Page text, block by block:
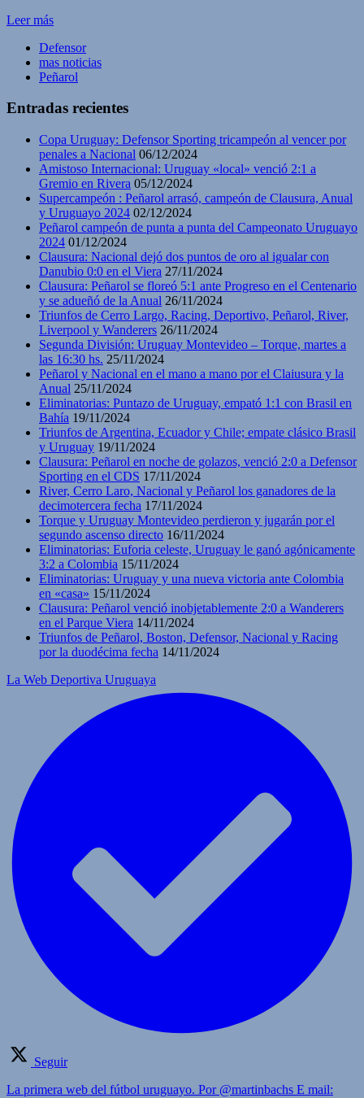
Leer más
Defensor
mas noticias
Peñarol
Entradas recientes
Copa Uruguay: Defensor Sporting tricampeón al vencer por
penales a Nacional 06/12/2024
Amistoso Internacional: Uruguay «local» venció 2:1 a
Gremio en Rivera 05/12/2024
Supercampeón : Peñarol arrasó, campeón de Clausura, Anual
y Uruguayo 2024 02/12/2024
Peñarol campeón de punta a punta del Campeonato Uruguayo
2024 01/12/2024
Clausura: Nacional dejó dos puntos de oro al igualar con
Danubio 0:0 en el Viera 27/11/2024
Clausura: Peñarol se floreó 5:1 ante Progreso en el Centenario
y se adueñó de la Anual 26/11/2024
Triunfos de Cerro Largo, Racing, Deportivo, Peñarol, River,
Liverpool y Wanderers 26/11/2024
Segunda División: Uruguay Montevideo – Torque, martes a
las 16:30 hs. 25/11/2024
Peñarol y Nacional en el mano a mano por el Claiusura y la
Anual 25/11/2024
Eliminatorias: Puntazo de Uruguay, empató 1:1 con Brasil en
Bahía 19/11/2024
Triunfos de Argentina, Ecuador y Chile; empate clásico Brasil
y Uruguay 19/11/2024
Clausura: Peñarol en noche de golazos, venció 2:0 a Defensor
Sporting en el CDS 17/11/2024
River, Cerro Laro, Nacional y Peñarol los ganadores de la
decimotercera fecha 17/11/2024
Torque y Uruguay Montevideo perdieron y jugarán por el
segundo ascenso directo 16/11/2024
Eliminatorias: Euforia celeste, Uruguay le ganó agónicamente
3:2 a Colombia 15/11/2024
Eliminatorias: Uruguay y una nueva victoria ante Colombia
en «casa» 15/11/2024
Clausura: Peñarol venció inobjetablemente 2:0 a Wanderers
en el Parque Viera 14/11/2024
Triunfos de Peñarol, Boston, Defensor, Nacional y Racing
por la duodécima fecha 14/11/2024
La Web Deportiva Uruguaya
Seguir
La primera web del fútbol uruguayo. Por @martinbachs E mail: